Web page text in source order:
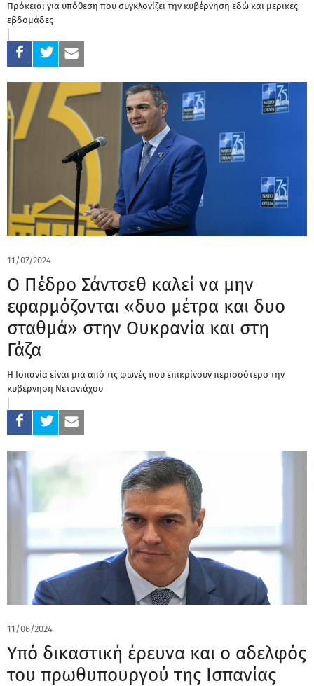
Πρόκειαι για υπόθεση που συγκλονίζει την κυβέρνηση εδώ και μερικές
εβδομάδες
11/07/2024
Ο Πέδρο Σάντσεθ καλεί να μην
εφαρμόζονται «δυο μέτρα και δυο
σταθμά» στην Ουκρανία και στη
Γάζα
Η Ισπανία είναι μια από τις φωνές που επικρίνουν περισσότερο την
κυβέρνηση Νετανιάχου
11/06/2024
Υπό δικαστική έρευνα και ο αδελφός
του πρωθυπουργού της Ισπανίας